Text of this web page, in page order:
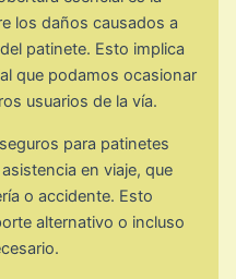
los daños causados a
patinete. Esto implica
que podamos ocasionar
usuarios de la vía.
para patinetes
en viaje, que
o accidente. Esto
alternativo o incluso